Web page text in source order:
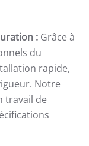
: Grâce à
du
rapide,
Notre
travail de